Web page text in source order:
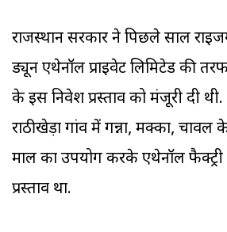
राजस्थान सरकार ने पिछले साल
ड्यून एथेनॉल प्राइवेट लिमिटेड की
के इस निवेश प्रस्ताव को मंजूरी दी
राठीखेड़ा गांव में गन्ना, मक्का,
माल का उपयोग करके एथेनॉल
प्रस्ताव था.